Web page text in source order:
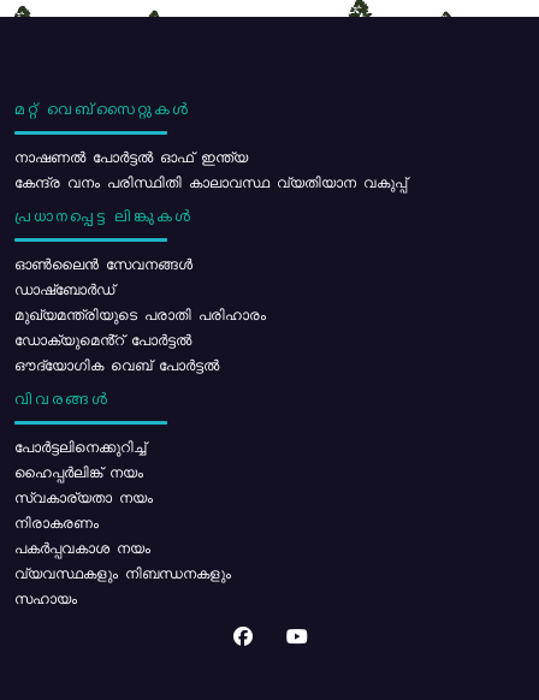
മറ്റ് വെബ്സൈറ്റുകൾ
നാഷണൽ പോർട്ടൽ ഓഫ് ഇന്ത്യ
കേന്ദ്ര വനം പരിസ്ഥിതി കാലാവസ്ഥ വ്യതിയാന വകുപ്പ്
പ്രധാനപ്പെട്ട ലിങ്കുകൾ
ഓൺലൈൻ സേവനങ്ങൾ
ഡാഷ്ബോർഡ്
മുഖ്യമന്ത്രിയുടെ പരാതി പരിഹാരം
ഡോക്യുമെൻ്റ് പോർട്ടൽ
ഔദ്യോഗിക വെബ് പോർട്ടൽ
വിവരങ്ങൾ
പോര്‍ട്ടലിനെക്കുറിച്ച്
ഹൈപ്പർലിങ്ക് നയം
സ്വകാര്യതാ നയം
നിരാകരണം
പകർപ്പവകാശ നയം
വ്യവസ്ഥകളും നിബന്ധനകളും
സഹായം